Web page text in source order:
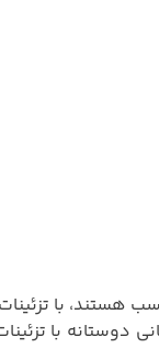
هستند، با
دوستانه با